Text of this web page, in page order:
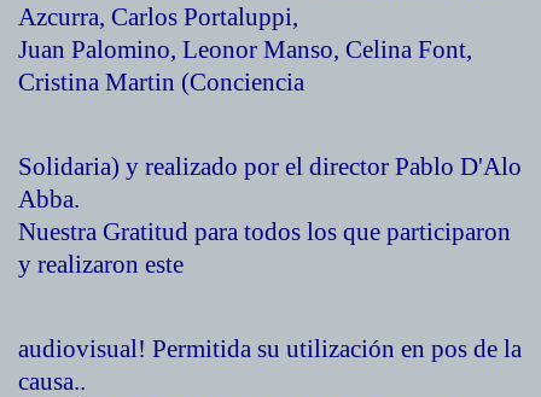
Azcurra, Carlos Portaluppi,
Juan Palomino, Leonor Manso, Celina Font,
Cristina Martin (Conciencia
Solidaria) y realizado por el director Pablo D'Alo
Abba.
Nuestra Gratitud para todos los que participaron
y realizaron este
audiovisual! Permitida su utilización en pos de la
causa..